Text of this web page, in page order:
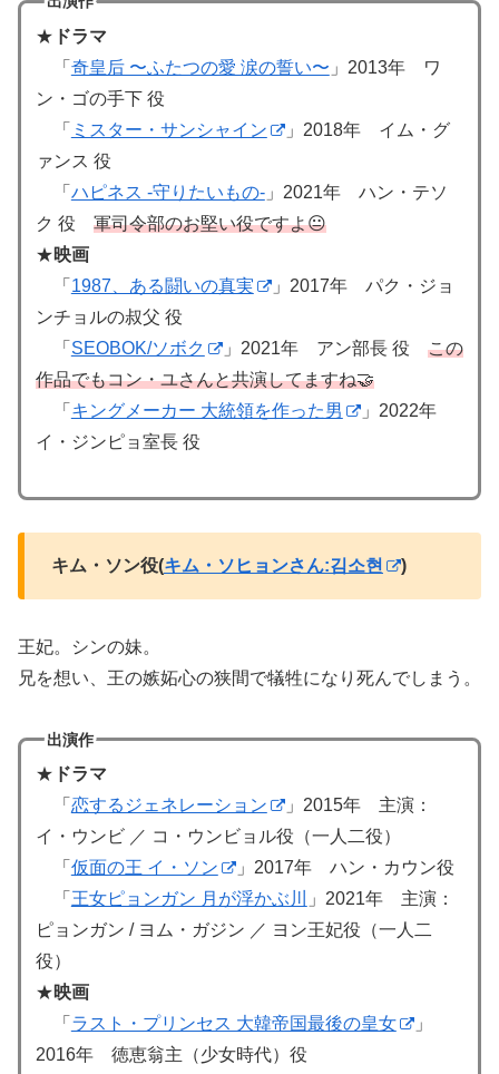
★ ドラマ
「 奇皇后 〜ふたつの愛 涙の誓い〜 」2013年 ワ
ン・ゴの手下 役
「 ミスター・サンシャイン
」2018年 イム・グ
ァンス 役
「 ハピネス -守りたいもの-」2021年 ハン・テソ
ク 役 軍司令部のお堅い役ですよ😐
★映画
「 1987、ある闘いの真実
」2017年 パク・ジョ
ンチョルの叔父 役
「 SEOBOK/ソボク 」2021年 アン部長 役 この
作品でもコン・ユさんと共演してますね🤝
「 キングメーカー 大統領を作った男
」2022年
イ・ジンピョ室長 役
キム・ソン役(キム・ソヒョンさん:김소현 )
王妃。シンの妹。
兄を想い、王の嫉妬心の狭間で犠牲になり死んでしまう。
出演作
★ ドラマ
「 恋するジェネレーション
」2015年 主演：
イ・ウンビ ／ コ・ウンビョル役（一人二役）
「 仮面の王 イ・ソン
」2017年 ハン・カウン役
「 王女ピョンガン 月が浮かぶ川
」2021年 主演：
ピョンガン / ヨム・ガジン ／ ヨン王妃役（一人二
役）
★映画
「 ラスト・プリンセス 大韓帝国最後の皇女
」
2016年 徳恵翁主（少女時代）役